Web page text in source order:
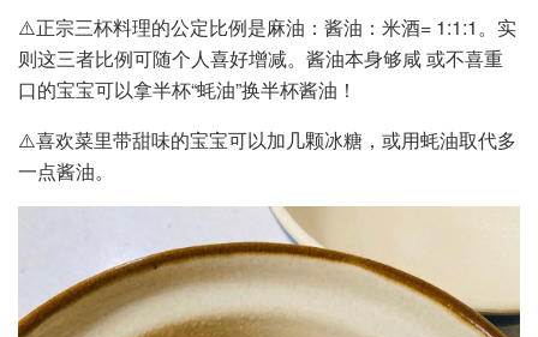
⚠️正宗三杯料理的公定比例是麻油：酱油：米酒= 1:1:1。实
则这三者比例可随个人喜好增减。酱油本身够咸 或不喜重
口的宝宝可以拿半杯“蚝油”换半杯酱油！
⚠️喜欢菜里带甜味的宝宝可以加几颗冰糖，或用蚝油取代多
一点酱油。